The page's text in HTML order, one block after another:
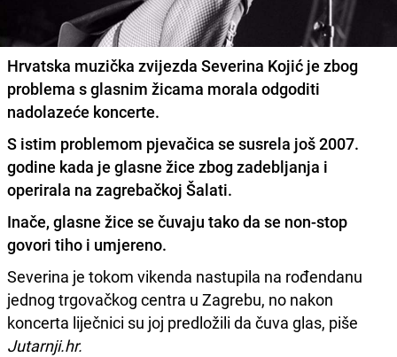
Hrvatska muzička zvijezda Severina Kojić je zbog
problema s glasnim žicama morala odgoditi
nadolazeće koncerte.
S istim problemom pjevačica se susrela još 2007.
godine kada je glasne žice zbog zadebljanja i
operirala na zagrebačkoj Šalati.
Inače, glasne žice se čuvaju tako da se non-stop
govori tiho i umjereno.
Severina je tokom vikenda nastupila na rođendanu
jednog trgovačkog centra u Zagrebu, no nakon
koncerta liječnici su joj predložili da čuva glas, piše
Jutarnji.hr.